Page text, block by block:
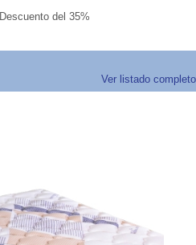
Descuento del 35%
Ver listado completo